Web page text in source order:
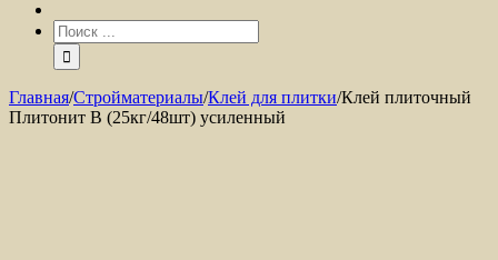
Главная/Стройматериалы/Клей для плитки/Клей плиточный
Плитонит B (25кг/48шт) усиленный